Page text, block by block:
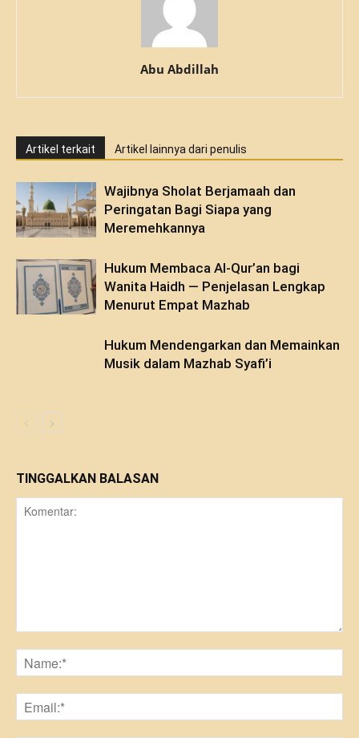
Abu Abdillah
Artikel terkait Artikel lainnya dari penulis
Wajibnya Sholat Berjamaah dan
Peringatan Bagi Siapa yang
Meremehkannya
Hukum Membaca Al-Qur’an bagi
Wanita Haidh — Penjelasan Lengkap
Menurut Empat Mazhab
Hukum Mendengarkan dan Memainkan
Musik dalam Mazhab Syafi’i
TINGGALKAN BALASAN